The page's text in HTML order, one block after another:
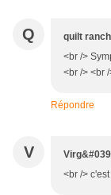
Q quilt ranch
<br />
<br /> <br
Répondre
V
<br />